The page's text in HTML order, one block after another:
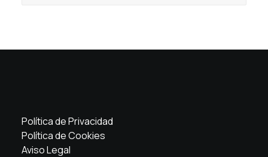
Política de Privacidad
Política de Cookies
Aviso Legal